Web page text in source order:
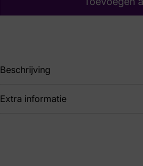
Beschrijving
86
Extra informatie